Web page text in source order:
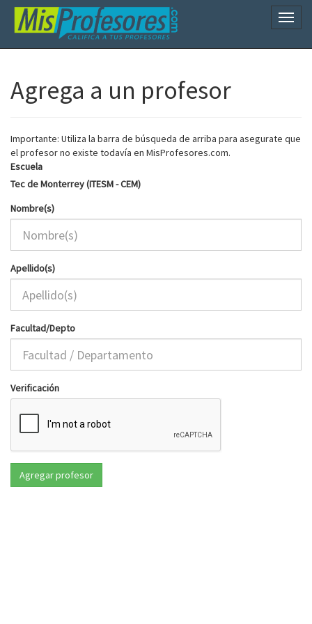
Agrega a un profesor
Importante: Utiliza la barra de búsqueda de arriba para asegurate que
el profesor no existe todavía en MisProfesores.com.
Escuela
Tec de Monterrey (ITESM - CEM)
Nombre(s)
Apellido(s)
Facultad/Depto
Verificación